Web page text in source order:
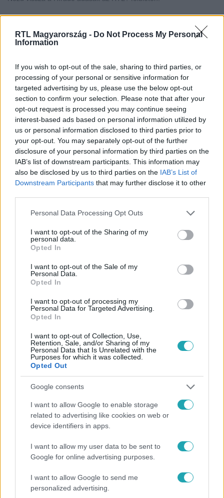
RTL Magyarország - Do Not Process My Personal
Information
If you wish to opt-out of the sale, sharing to third parties, or
processing of your personal or sensitive information for
targeted advertising by us, please use the below opt-out
section to confirm your selection. Please note that after your
opt-out request is processed you may continue seeing
interest-based ads based on personal information utilized by
us or personal information disclosed to third parties prior to
your opt-out. You may separately opt-out of the further
disclosure of your personal information by third parties on the
IAB’s list of downstream participants. This information may
also be disclosed by us to third parties on the IAB’s List of
Downstream Participants that may further disclose it to other
Please note that this website/app uses one or more Google
not limited to your visit or usage behaviour. You may click to
grant or deny consent to Google and its third-party tags to
use your data for below specified purposes in below Google
consent section.
Personal Data Processing Opt Outs
I want to opt-out of the Sharing of my
personal data.
Opted In
I want to opt-out of the Sale of my
Personal Data.
Opted In
I want to opt-out of processing my
Personal Data for Targeted Advertising.
Opted In
I want to opt-out of Collection, Use,
Retention, Sale, and/or Sharing of my
Personal Data that Is Unrelated with the
Purposes for which it was collected.
Opted Out
Google consents
I want to allow Google to enable storage
related to advertising like cookies on web or
device identifiers in apps.
I want to allow my user data to be sent to
Google for online advertising purposes.
I want to allow Google to send me
personalized advertising.
Itt állítsd be, hogy az RTL.hu az elsők között
Kövess minket, és értesülj a friss hírekről a
VADBALESET HALÁLOS BALESET FEJSÉRÜLÉS
Népszerű